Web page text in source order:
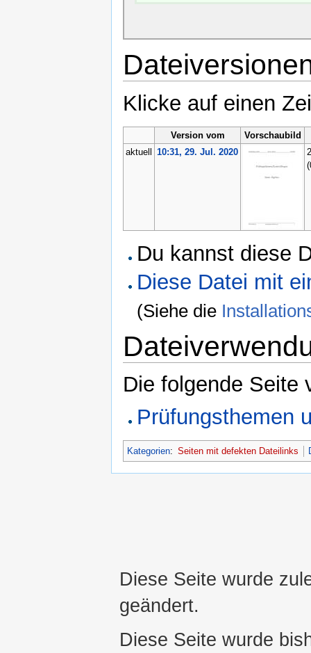
Klicke auf einen
Version vom
Vorschaubild
aktuell
10:31, 29. Jul. 2020
Du kannst diese
Diese Datei mit
(Siehe die
Die folgende Seite
Prüfungsthemen
Kategorien: Seiten mit defekten Dateilinks
Diese Seite wurde
geändert.
Diese Seite wurde